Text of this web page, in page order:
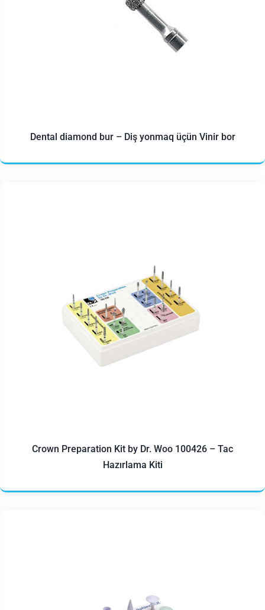
Dental diamond bur – Diş yonmaq üçün Vinir bor
Crown Preparation Kit by Dr. Woo 100426 – Tac
Hazırlama Kiti